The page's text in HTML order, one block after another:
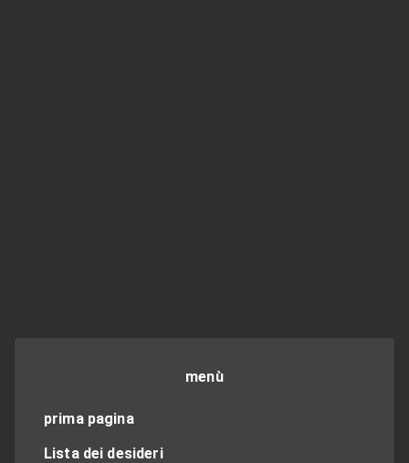
menù
prima pagina
Lista dei desideri